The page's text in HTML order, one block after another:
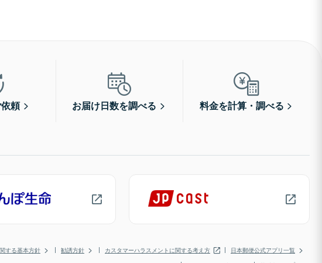
頼 お届け日数を調べる 料金を計算・調べる
する基本方針 勧誘方針 カスタマーハラスメントに関する考え方
日本郵便公式アプリ一覧